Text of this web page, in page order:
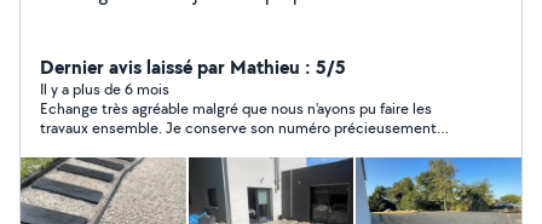
Dernier avis laissé par Mathieu : 5/5
Il y a plus de 6 mois
Echange très agréable malgré que nous n'ayons pu faire les
travaux ensemble. Je conserve son numéro précieusement